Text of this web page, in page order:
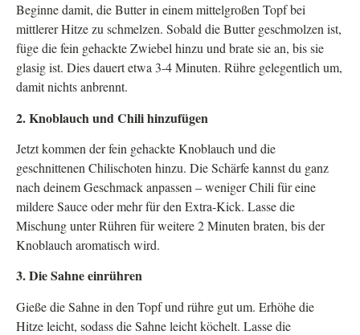
Beginne damit, die Butter in einem mittelgroßen Topf bei
mittlerer Hitze zu schmelzen. Sobald die Butter geschmolzen ist,
füge die fein gehackte Zwiebel hinzu und brate sie an, bis sie
glasig ist. Dies dauert etwa 3-4 Minuten. Rühre gelegentlich um,
damit nichts anbrennt.
2. Knoblauch und Chili hinzufügen
Jetzt kommen der fein gehackte Knoblauch und die
geschnittenen Chilischoten hinzu. Die Schärfe kannst du ganz
nach deinem Geschmack anpassen – weniger Chili für eine
mildere Sauce oder mehr für den Extra-Kick. Lasse die
Mischung unter Rühren für weitere 2 Minuten braten, bis der
Knoblauch aromatisch wird.
3. Die Sahne einrühren
Gieße die Sahne in den Topf und rühre gut um. Erhöhe die
Hitze leicht, sodass die Sahne leicht köchelt. Lasse die